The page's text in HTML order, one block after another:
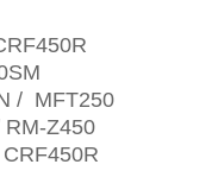
/ MFT250
RM-Z450